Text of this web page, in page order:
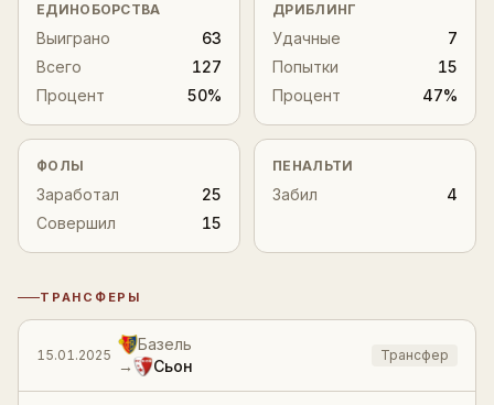
ЕДИНОБОРСТВА
Выиграно
63
Всего
127
Процент
50%
ДРИБЛИНГ
Удачные
7
Попытки
15
Процент
47%
ФОЛЫ
Заработал
25
Совершил
15
ПЕНАЛЬТИ
Забил 4
ТРАНСФЕРЫ
История трансферов
15.01.2025
Базель
→
Сьон
Трансфер